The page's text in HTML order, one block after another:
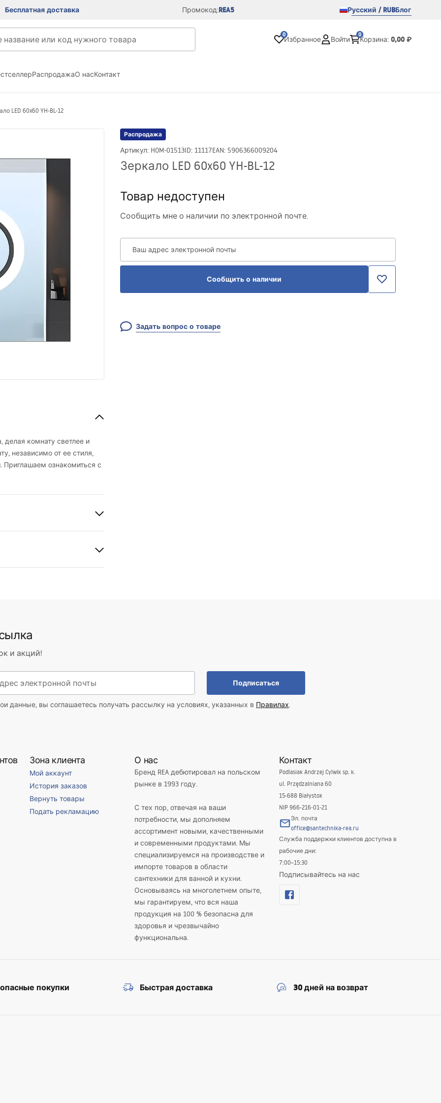
Бесплатная доставка Промокод:REA5 Русский / RUBБлог
0
Избранное Войти
0
Корзина: 0,00 ₽
РаспродажаО насКонтакт
LED 60x60 YH-BL-12
Распродажа
Артикул: HOM-01513ID: 11117EAN: 5906366009204
Зеркало LED 60x60 YH-BL-12
Товар недоступен
Сообщить мне о наличии по электронной почте.
Ваш адрес электронной почты
Сообщить о наличии
Задать вопрос о товаре
комнату светлее и
независимо от ее стиля,
Приглашаем ознакомиться с
и акций!
Подписаться
данные, вы соглашаетесь получать рассылку на условиях, указанных в Правилах.
Зона клиента
Мой аккаунт
История заказов
Вернуть товары
Подать рекламацию
О нас
Бренд REA дебютировал на польском
рынке в 1993 году.
С тех пор, отвечая на ваши
потребности, мы дополняем
ассортимент новыми, качественными
и современными продуктами. Мы
специализируемся на производстве и
импорте товаров в области
сантехники для ванной и кухни.
Основываясь на многолетнем опыте,
мы гарантируем, что вся наша
продукция на 100 % безопасна для
здоровья и чрезвычайно
функциональна.
Контакт
Podlasiak Andrzej Cylwik sp. k.
ul. Przędzalniana 60
15-688 Białystok
NIP 966-216-01-21
Эл. почта
office@santechnika-rea.ru
Служба поддержки клиентов доступна в
рабочие дни:
7:00–15:30
Подписывайтесь на нас
покупки Быстрая доставка 30 дней на возврат